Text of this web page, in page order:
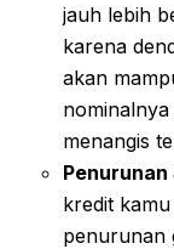
jauh lebih
karena
akan
menangis
kredit
penurunan